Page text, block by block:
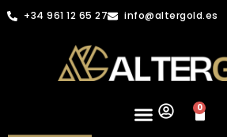
+34 961 12 65 27 info@altergold.es
0